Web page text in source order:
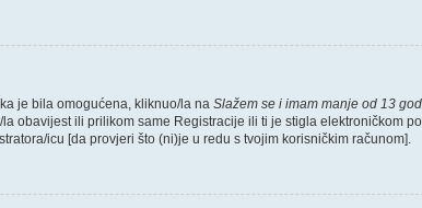
je bila omogućena, kliknuo/la na Slažem se i imam manje od 13
obavijest ili prilikom same Registracije ili ti je stigla elektroničkom
icu [da provjeri što (ni)je u redu s tvojim korisničkim računom].